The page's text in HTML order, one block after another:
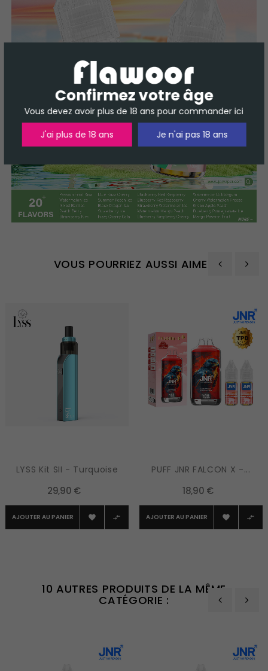
Confirmez votre âge
Vous devez avoir plus de 18 ans pour commander ici
J'ai plus de 18 ans
Je n'ai pas 18 ans
VOUS POURRIEZ AUSSI AIMER
LYSS Kit SII - Turquoise
29,90 €
AJOUTER AU PANIER  
PUFF JNR FALCON X -...
18,90 €
AJOUTER AU PANIER  
10 AUTRES PRODUITS DE LA MÊME
CATÉGORIE :